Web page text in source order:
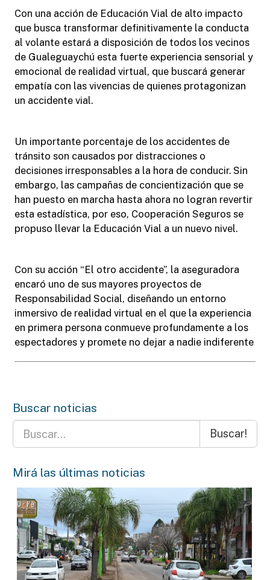
Con una acción de Educación Vial de alto impacto
que busca transformar definitivamente la conducta
al volante estará a disposición de todos los vecinos
de Gualeguaychú esta fuerte experiencia sensorial y
emocional de realidad virtual, que buscará generar
empatía con las vivencias de quienes protagonizan
un accidente vial.
Un importante porcentaje de los accidentes de
tránsito son causados por distracciones o
decisiones irresponsables a la hora de conducir. Sin
embargo, las campañas de concientización que se
han puesto en marcha hasta ahora no logran revertir
esta estadística, por eso, Cooperación Seguros se
propuso llevar la Educación Vial a un nuevo nivel.
Con su acción “El otro accidente”, la aseguradora
encaró uno de sus mayores proyectos de
Responsabilidad Social, diseñando un entorno
inmersivo de realidad virtual en el que la experiencia
en primera persona conmueve profundamente a los
espectadores y promete no dejar a nadie indiferente
Buscar noticias
Buscar!
Mirá las últimas noticias